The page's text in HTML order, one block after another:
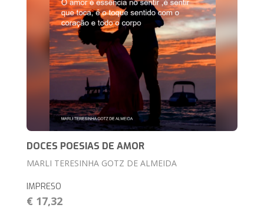
DOCES POESIAS DE AMOR
MARLI TERESINHA GOTZ DE ALMEIDA
IMPRESO
€ 17,32